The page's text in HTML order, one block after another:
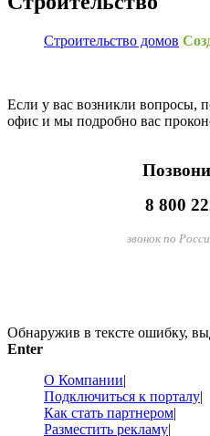
Строительство домов
Если у вас возникли вопросы,
офис и мы подробно вас
8 800
звонок по
Обнаружив в тексте ошибку,
Enter
О Компании|
Подключиться к порталу|
Как стать партнером|
Разместить рекламу|